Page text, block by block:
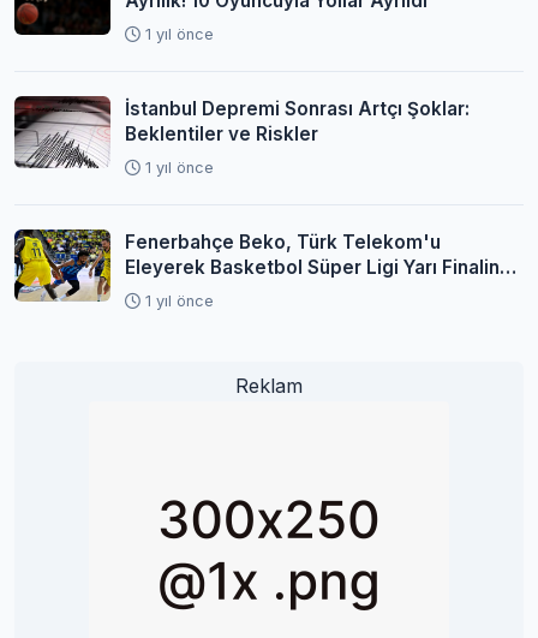
1 yıl önce
İstanbul Depremi Sonrası Artçı Şoklar:
Beklentiler ve Riskler
1 yıl önce
Fenerbahçe Beko, Türk Telekom'u
Eleyerek Basketbol Süper Ligi Yarı Finaline
Yükseldi
1 yıl önce
Reklam